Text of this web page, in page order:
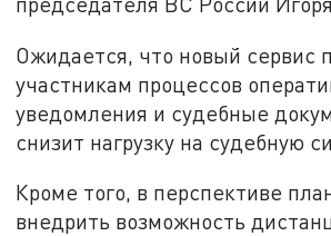
Ожидается, что новый сервис
участникам процессов
уведомления и судебные
снизит нагрузку на судебную
Кроме того, в перспективе
внедрить возможность